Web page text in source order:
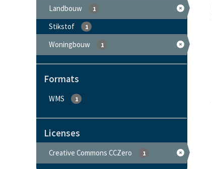
Landbouw 1
Stikstof 1
Woningbouw 1
Formats
WMS 1
Licenses
Creative Commons CCZero 1